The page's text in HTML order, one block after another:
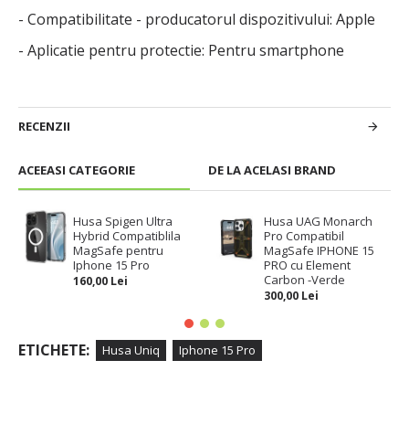
ACEEASI CATEGORIE DE LA ACELASI BRAND
Husa Spigen Ultra
Hybrid Compatiblila
MagSafe pentru
Iphone 15 Pro
160,00 Lei
Husa UAG Monarch
Pro Compatibil
MagSafe IPHONE 15
PRO cu Element
Carbon -Verde
300,00 Lei
- Compatibilitate - producatorul dispozitivului: Apple
- Aplicatie pentru protectie: Pentru smartphone
RECENZII
ETICHETE: Husa Uniq Iphone 15 Pro